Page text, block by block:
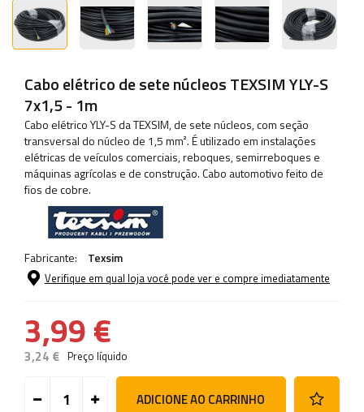
Cabo elétrico de sete núcleos TEXSIM YLY-S
7x1,5 - 1m
Cabo elétrico YLY-S da TEXSIM, de sete núcleos, com seção
transversal do núcleo de 1,5 mm². É utilizado em instalações
elétricas de veículos comerciais, reboques, semirreboques e
máquinas agrícolas e de construção. Cabo automotivo feito de
fios de cobre.
Fabricante: Texsim
Verifique em qual loja você pode ver e compre imediatamente
3,99 €
3,24 € Preço líquido
ADICIONE AO CARRINHO